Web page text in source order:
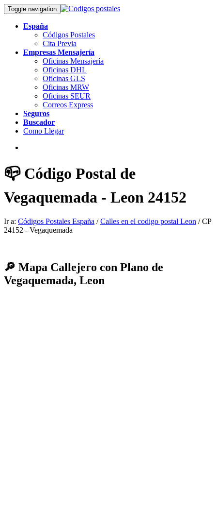
Toggle navigation
España
Códigos Postales
Cita Previa
Empresas Mensajería
Oficinas Mensajería
Oficinas DHL
Oficinas GLS
Oficinas MRW
Oficinas SEUR
Correos Express
Seguros
Buscador
Como Llegar
📪 Código Postal de
Vegaquemada - Leon 24152
Ir a: Códigos Postales España /Calles en el codigo postal Leon / CP
24152 - Vegaquemada
🔎 Mapa Callejero con Plano de
Vegaquemada, Leon